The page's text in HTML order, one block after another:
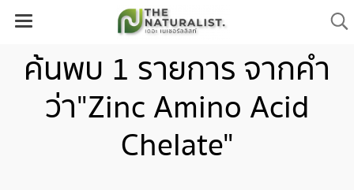
ค้นพบ 1 รายการ จากคำ
ว่า"Zinc Amino Acid
Chelate"